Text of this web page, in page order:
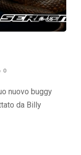
68
0
nuovo buggy
da Billy